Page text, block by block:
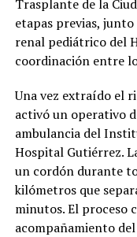
Trasplante de la
etapas previas,
renal pediátrico del
coordinación entre
Una vez extraído el
activó un operativo
ambulancia del
Hospital Gutiérrez.
un cordón durante
kilómetros que
minutos. El proceso
acompañamiento